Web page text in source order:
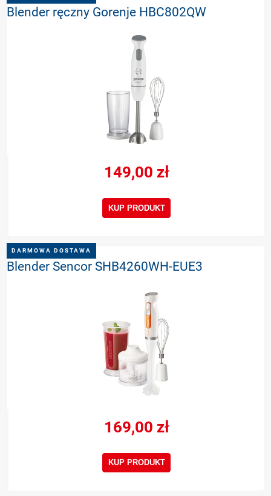
Blender ręczny Gorenje HBC802QW
149,00 zł
KUP PRODUKT
Blender Sencor SHB4260WH-EUE3
169,00 zł
KUP PRODUKT
DARMOWA DOSTAWA